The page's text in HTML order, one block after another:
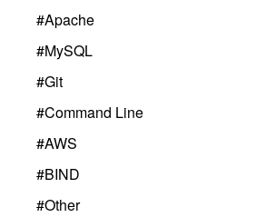
#Apache
#MySQL
#Git
#Command Line
#AWS
#BIND
#Other